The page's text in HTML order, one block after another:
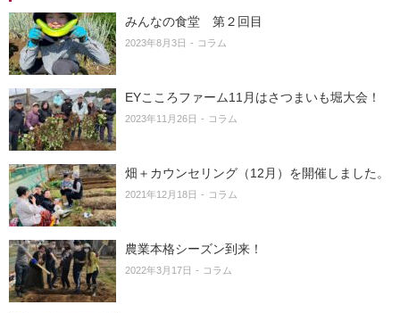
みんなの食堂 第２回目
2023年8月3日 コラム
EYこころファーム11月はさつまいも堀大会！
2023年11月26日 コラム
畑＋カウンセリング（12月）を開催しました。
2021年12月18日 コラム
農業本格シーズン到来！
2022年3月17日 コラム